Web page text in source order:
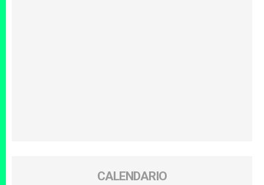
CALENDARIO